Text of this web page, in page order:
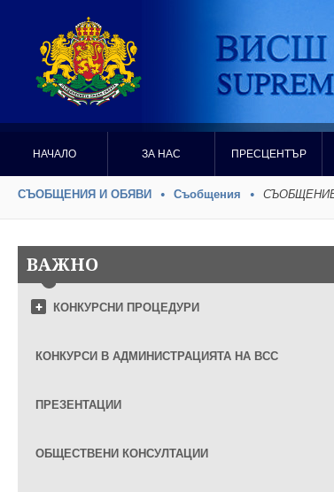
НАЧАЛО ЗА НАС ПРЕСЦЕНТЪР
СЪОБЩЕНИЯ И ОБЯВИ Съобщения СЪОБЩЕНИЕ :
ВАЖНО
КОНКУРСНИ ПРОЦЕДУРИ
КОНКУРСИ В АДМИНИСТРАЦИЯТА НА ВСС
ПРЕЗЕНТАЦИИ
ОБЩЕСТВЕНИ КОНСУЛТАЦИИ